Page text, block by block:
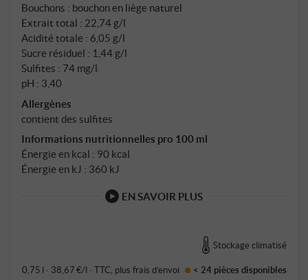
Bouchons : bouchon en liège naturel
Extrait total : 22,74 g/l
Acidité totale : 6,05 g/l
Sucre résiduel : 1,44 g/l
Sulfites : 74 mg/l
pH : 3,40
Allergènes
contient des sulfites
Informations nutritionnelles pro 100 ml
Énergie en kcal : 90 kcal
Énergie en kJ : 360 kJ
EN SAVOIR PLUS
Stockage climatisé
0,75 l · 38,67 €/l ·TTC , plusfrais d’envoi < 24 pièces disponibles